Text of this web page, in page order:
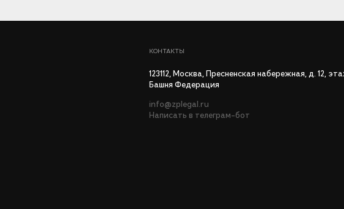
КОНТАКТЫ
123112, Моcква, Пресненская набережная, д. 12,
Башня Федерация
info@zplegal.ru
Написать в телеграм-бот